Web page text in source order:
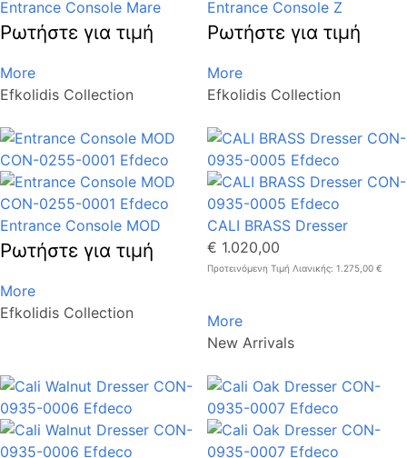
Entrance Console Mare
Ρωτήστε για τιμή
More
Efkolidis Collection
Entrance Console Ζ
Ρωτήστε για τιμή
More
Efkolidis Collection
Entrance Console MOD
Ρωτήστε για τιμή
More
Efkolidis Collection
CALI BRASS Dresser
€ 1.020,00
Προτεινόμενη Τιμή Λιανικής: 1.275,00 €
More
New Arrivals